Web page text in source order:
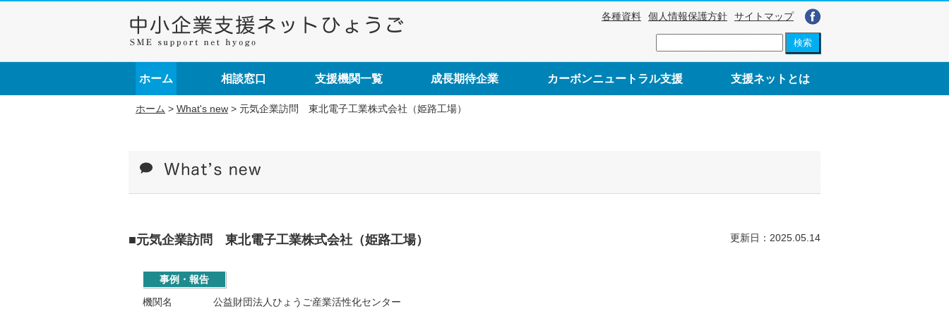
各種資料 個人情報保護方針 サイトマップ
ホーム 相談窓口 支援機関一覧 成長期待企業 カーボンニュートラル支援 支援ネットとは
ホーム > What's new > 元気企業訪問 東北電子工業株式会社（姫路工場）
■元気企業訪問 東北電子工業株式会社（姫路工場） 更新日：2025.05.14
事例・報告
機関名
公益財団法人ひょうご産業活性化センター